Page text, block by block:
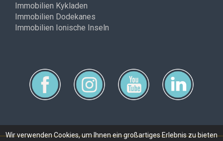
Immobilien Kykladen
Immobilien Dodekanes
Immobilien Ionische Inseln
Wir verwenden Cookies, um Ihnen ein großartiges Erlebnis zu bieten